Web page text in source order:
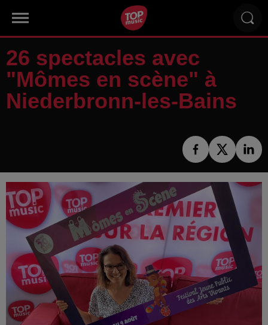
26 spectacles avec
"Mômes en scène" à
Niederbronn-les-Bains